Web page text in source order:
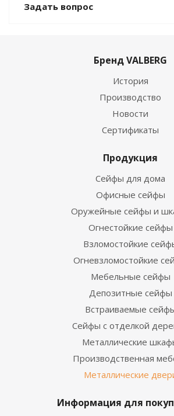
Задать вопрос
Бренд VALBERG
История
Производство
Новости
Сертификаты
Продукция
Сейфы для дома
Офисные сейфы
Оружейные сейфы и
Огнестойкие сейфы
Взломостойкие
Огневзломостойкие
Мебельные сейфы
Депозитные сейфы
Встраиваемые
Сейфы с отделкой
Металлические
Производственная
Металлические
Информация для